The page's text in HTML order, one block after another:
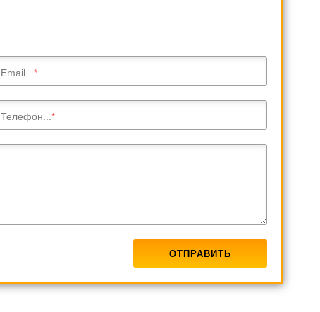
Email...
Телефон...